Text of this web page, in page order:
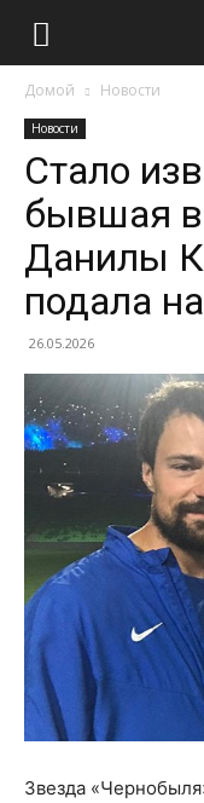
Домой Новости
Новости
Стало
бывшая
Данилы
подала
26.05.2026
Звезда